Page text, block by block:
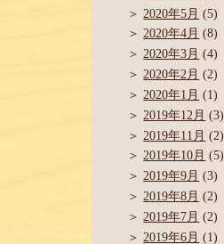
2020年5月 (5)
2020年4月 (8)
2020年3月 (4)
2020年2月 (2)
2020年1月 (1)
2019年12月 (3)
2019年11月 (2)
2019年10月 (5)
2019年9月 (3)
2019年8月 (2)
2019年7月 (2)
2019年6月 (1)